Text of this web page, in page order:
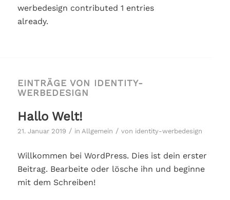
werbedesign contributed 1 entries
already.
EINTRÄGE VON IDENTITY-
WERBEDESIGN
Hallo Welt!
21. Januar 2019 / in Allgemein / von identity-werbedesign
Willkommen bei WordPress. Dies ist dein erster
Beitrag. Bearbeite oder lösche ihn und beginne
mit dem Schreiben!